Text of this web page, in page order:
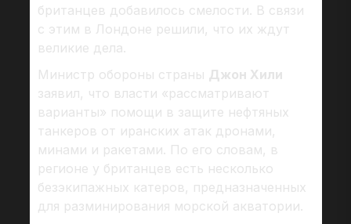
британцев добавилось смелости. В связи
с этим в Лондоне решили, что их ждут
великие дела.
Министр обороны страны Джон Хили
заявил, что власти «рассматривают
варианты» помощи в защите нефтяных
танкеров от иранских атак дронами,
минами и ракетами. По его словам, в
регионе у британцев есть несколько
безэкипажных катеров, предназначенных
для разминирования морской акватории.